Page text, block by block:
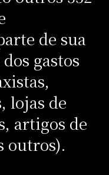
de sua
gastos
lojas de
artigos de
outros).